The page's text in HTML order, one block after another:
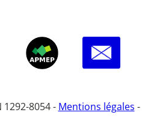
1292-8054 - Mentions légales -